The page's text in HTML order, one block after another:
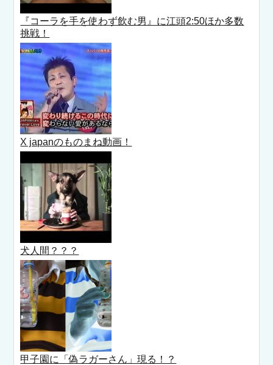
『コーラを手を使わず飲む男』に江頭2:50ほか多数
挑戦！
X japanのものまね動画！
犬人間？？？
甲子園に「偽ラガーさん」現る！？